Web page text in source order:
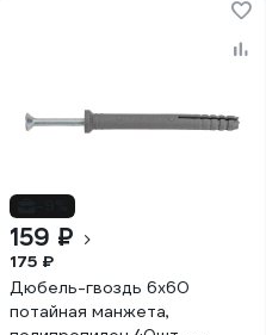
159 ₽
175 ₽
Дюбель-гвоздь 6х60
потайная манжета,